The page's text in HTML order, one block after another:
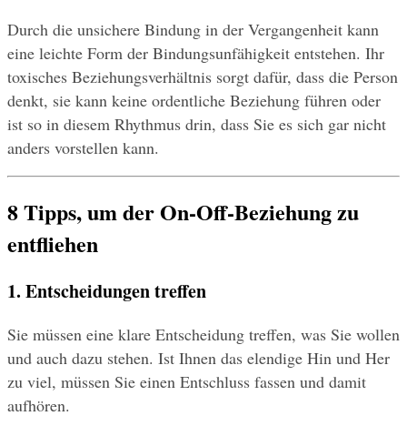
Durch die unsichere Bindung in der Vergangenheit kann
eine leichte Form der Bindungsunfähigkeit entstehen. Ihr
toxisches Beziehungsverhältnis sorgt dafür, dass die Person
denkt, sie kann keine ordentliche Beziehung führen oder
ist so in diesem Rhythmus drin, dass Sie es sich gar nicht
anders vorstellen kann.
8 Tipps, um der On-Off-Beziehung zu
entfliehen
1. Entscheidungen treffen
Sie müssen eine klare Entscheidung treffen, was Sie wollen
und auch dazu stehen. Ist Ihnen das elendige Hin und Her
zu viel, müssen Sie einen Entschluss fassen und damit
aufhören.